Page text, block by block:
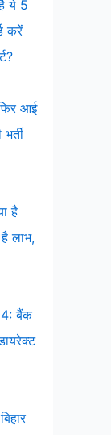
ये 5
करें
आई
है
लाभ,
बैंक